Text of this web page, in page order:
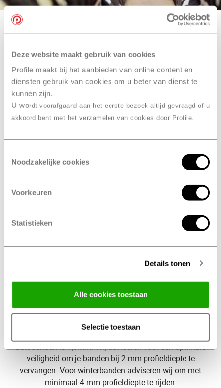
Deze website maakt gebruik van cookies
Profile maakt bij het aanbieden van online content en
diensten gebruik van cookies om u beter van dienst te
kunnen zijn.
U wordt voorafgaand aan het eerste bezoek altijd gevraagd of u
akkoord bent met het verzamelen van cookies door Profile.
Noodzakelijke cookies
Voorkeuren
Statistieken
Details tonen
Alle cookies toestaan
Selectie toestaan
Onze bandenmerken
Ook slim… jebandenwissel
combinerenmet een
onderhoudsbeurt bij Profile
Stadskanaal, Autoparcours
Combineer je bandenwissel met een onderhoudsbeurt
plaats van drie. En dan hoef je maar één keer naar
je auto meteen in topconditie en kun je weer veilig de
Vervang je bandenop tijd
bij Profile Stadskanaal,
Autoparcours
autobanden is 1,6mm. Wij adviseren voor een optimale
veiligheid om je banden bij 2 mm profieldiepte te
vervangen. Voor winterbanden adviseren wij om met
minimaal 4 mm profieldiepte te rijden.